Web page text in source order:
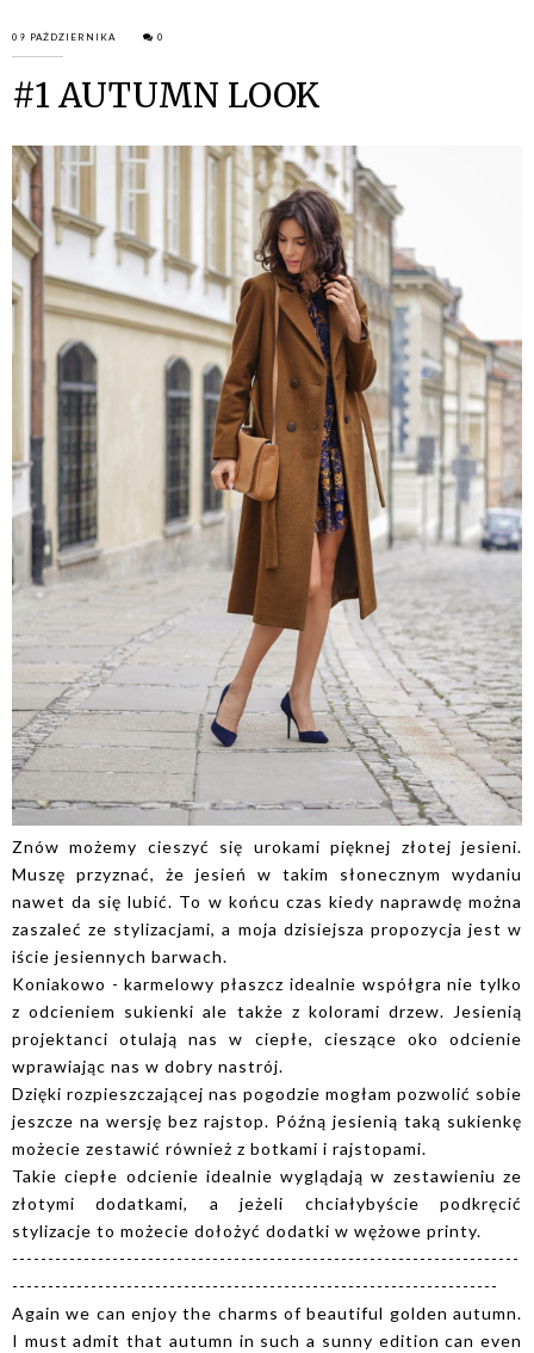
09 PAŹDZIERNIKA 0
#1 AUTUMN LOOK
Znów możemy cieszyć się urokami pięknej złotej jesieni.
Muszę przyznać, że jesień w takim słonecznym wydaniu
nawet da się lubić. To w końcu czas kiedy naprawdę można
zaszaleć ze stylizacjami, a moja dzisiejsza propozycja jest w
iście jesiennych barwach.
Koniakowo - karmelowy płaszcz idealnie współgra nie tylko
z odcieniem sukienki ale także z kolorami drzew. Jesienią
projektanci otulają nas w ciepłe, cieszące oko odcienie
wprawiając nas w dobry nastrój.
Dzięki rozpieszczającej nas pogodzie mogłam pozwolić sobie
jeszcze na wersję bez rajstop. Późną jesienią taką sukienkę
możecie zestawić również z botkami i rajstopami.
Takie ciepłe odcienie idealnie wyglądają w zestawieniu ze
złotymi dodatkami, a jeżeli chciałybyście podkręcić
stylizacje to możecie dołożyć dodatki w wężowe printy.
-----------------------------------------------------------------------
--------------------------------------------------------------------
Again we can enjoy the charms of beautiful golden autumn.
I must admit that autumn in such a sunny edition can even